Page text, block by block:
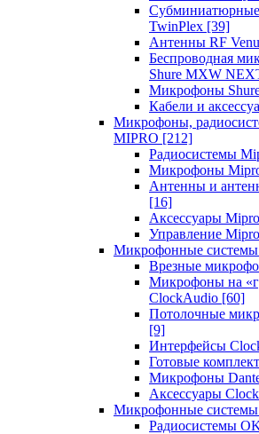
TwinPlex [39]
Антенны RF
Беспроводная
Shure MXW
Микрофоны
Кабели и
Микрофоны,
MIPRO [212]
Радиосистемы
Микрофоны
Антенны и
[16]
Аксессуары Mipro
Управление Mipro
Микрофонные
Врезные
Микрофоны на
ClockAudio [60]
Потолочные
[9]
Интерфейсы
Готовые
Микрофоны
Аксессуары
Микрофонные системы
Радиосистемы